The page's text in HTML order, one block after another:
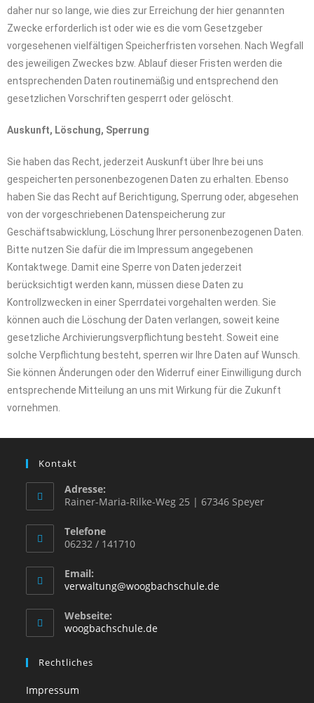
daher nur so lange, wie dies zur Erreichung der hier genannten
Zwecke erforderlich ist oder wie es die vom Gesetzgeber
vorgesehenen vielfältigen Speicherfristen vorsehen. Nach Wegfall
des jeweiligen Zweckes bzw. Ablauf dieser Fristen werden die
entsprechenden Daten routinemäßig und entsprechend den
gesetzlichen Vorschriften gesperrt oder gelöscht.
Auskunft, Löschung, Sperrung
Sie haben das Recht, jederzeit Auskunft über Ihre bei uns
gespeicherten personenbezogenen Daten zu erhalten. Ebenso
haben Sie das Recht auf Berichtigung, Sperrung oder, abgesehen
von der vorgeschriebenen Datenspeicherung zur
Geschäftsabwicklung, Löschung Ihrer personenbezogenen Daten.
Bitte nutzen Sie dafür die im Impressum angegebenen
Kontaktwege. Damit eine Sperre von Daten jederzeit
berücksichtigt werden kann, müssen diese Daten zu
Kontrollzwecken in einer Sperrdatei vorgehalten werden. Sie
können auch die Löschung der Daten verlangen, soweit keine
gesetzliche Archivierungsverpflichtung besteht. Soweit eine
solche Verpflichtung besteht, sperren wir Ihre Daten auf Wunsch.
Sie können Änderungen oder den Widerruf einer Einwilligung durch
entsprechende Mitteilung an uns mit Wirkung für die Zukunft
vornehmen.
Kontakt
Adresse:
Rainer-Maria-Rilke-Weg 25 | 67346 Speyer
Telefone
06232 / 141710
Email:
verwaltung@woogbachschule.de
Webseite:
woogbachschule.de
Rechtliches
Impressum